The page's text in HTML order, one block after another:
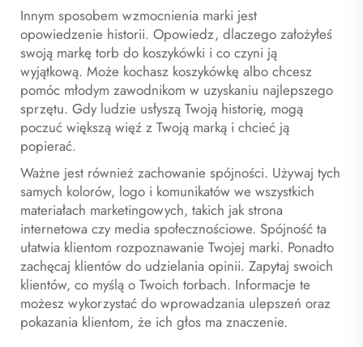
Innym sposobem wzmocnienia marki jest
opowiedzenie historii. Opowiedz, dlaczego założyłeś
swoją markę torb do koszykówki i co czyni ją
wyjątkową. Może kochasz koszykówkę albo chcesz
pomóc młodym zawodnikom w uzyskaniu najlepszego
sprzętu. Gdy ludzie usłyszą Twoją historię, mogą
poczuć większą więź z Twoją marką i chcieć ją
popierać.
Ważne jest również zachowanie spójności. Używaj tych
samych kolorów, logo i komunikatów we wszystkich
materiałach marketingowych, takich jak strona
internetowa czy media społecznościowe. Spójność ta
ułatwia klientom rozpoznawanie Twojej marki. Ponadto
zachęcaj klientów do udzielania opinii. Zapytaj swoich
klientów, co myślą o Twoich torbach. Informacje te
możesz wykorzystać do wprowadzania ulepszeń oraz
pokazania klientom, że ich głos ma znaczenie.